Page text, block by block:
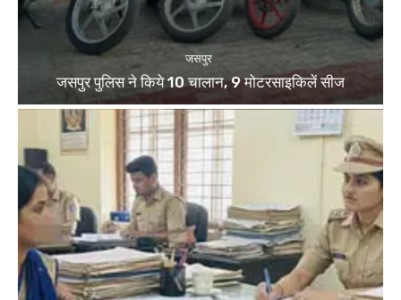
जसपुर
जसपुर पुलिस ने किये 10 चालान, 9 मोटरसाइकिलें सीज